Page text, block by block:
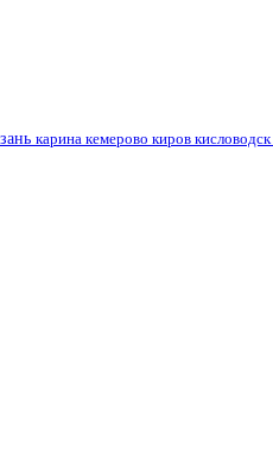
карина кемерово киров кисловодск